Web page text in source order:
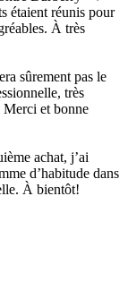
étaient réunis pour
À très
sûrement pas le
très
Merci et bonne
achat, j’ai
d’habitude dans
À bientôt!